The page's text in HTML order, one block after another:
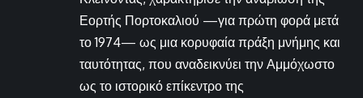
Εορτής Πορτοκαλιού —για πρώτη φορά μετά
το 1974— ως μια κορυφαία πράξη μνήμης και
ταυτότητας, που αναδεικνύει την Αμμόχωστο
ως το ιστορικό επίκεντρο της